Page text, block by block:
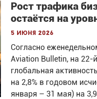
Рост трафика
остаётся на
5 июня 2026
Согласно
Aviation Bulletin, на 22-
глобальная
на 2,8% в годовом
января – 31 мая) на